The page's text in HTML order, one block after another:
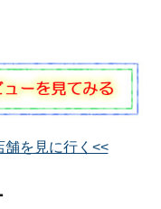
舗を見に行く<<